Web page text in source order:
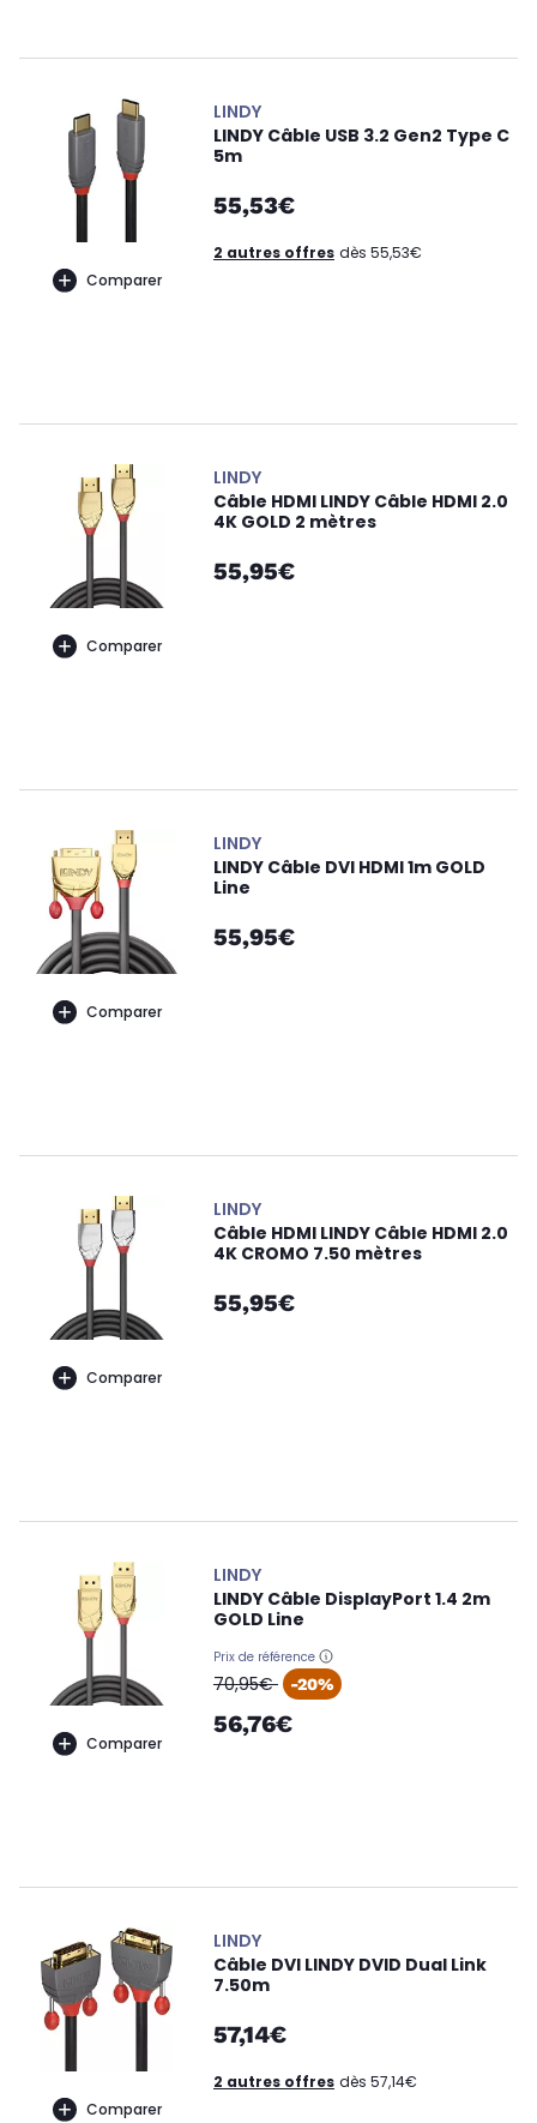
Comparer
LINDY
LINDY Câble USB 3.2 Gen2 Type C
5m
55,53€
2 autres offres dès 55,53€
Comparer
LINDY
Câble HDMI LINDY Câble HDMI 2.0
4K GOLD 2 mètres
55,95€
Comparer
LINDY
LINDY Câble DVI HDMI 1m GOLD
Line
55,95€
Comparer
LINDY
Câble HDMI LINDY Câble HDMI 2.0
4K CROMO 7.50 mètres
55,95€
Comparer
LINDY
LINDY Câble DisplayPort 1.4 2m
GOLD Line
Prix de référence
oldPrice
70,95€ -20%
56,76€
Comparer
LINDY
Câble DVI LINDY DVID Dual Link
7.50m
57,14€
2 autres offres dès 57,14€